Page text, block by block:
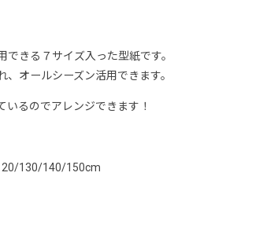
できる７サイズ入った型紙です。
オールシーズン活用できます。
いるのでアレンジできます！
130/140/150cm